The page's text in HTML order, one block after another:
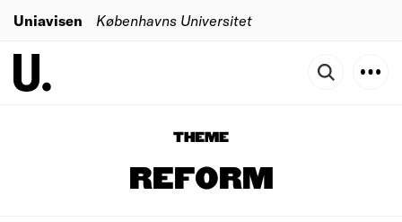
Uniavisen Københavns Universitet
THEME
REFORM